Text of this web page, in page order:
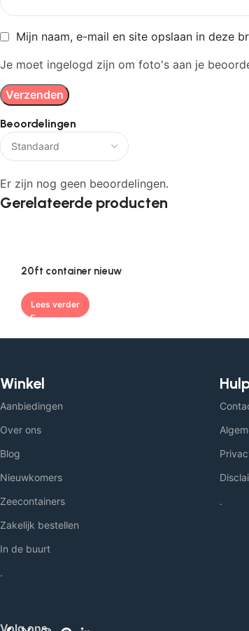
Beoordelingen
Er zijn nog geen beoordelingen.
Mijn naam, e-mail en site opslaan in deze
Je moet ingelogd zijn om foto's aan je
Gerelateerde producten
20ft container nieuw
Lees verder
Winkel
Aanbiedingen
Over ons
Blog
Nieuwkomers
Zeecontainers
Zakelijk bestellen
In de buurt
.
.
Volg ons